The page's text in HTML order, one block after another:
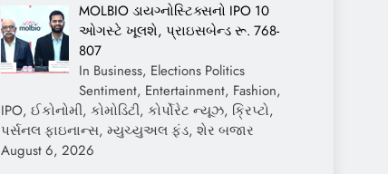
MOLBIO ડાયગ્નોસ્ટિક્સનો IPO 10
ઓગસ્ટે ખૂલશે, પ્રાઇસબેન્ડ રૂ. 768-
807
In Business, Elections Politics
Sentiment, Entertainment, Fashion,
IPO, ઈકોનોમી, કોમોડિટી, કોર્પોરેટ ન્યૂઝ, ક્રિપ્ટો,
પર્સનલ ફાઇનાન્સ, મ્યુચ્યુઅલ ફંડ, શેર બજાર
August 6, 2026